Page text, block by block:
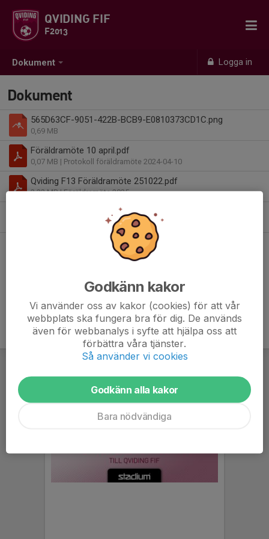
Dokument Logga in
QVIDING FIF
F2013
Dokument
565D63CF-9051-422B-BCB9-E0810373CD1C.png
0,69 MB
Föräldramöte 10 april.pdf
0,07 MB | Protokoll föräldramöte 2024-04-10
Qviding F13 Föräldramöte 251022.pdf
2,32 MB | Föräldramöte 2025
Qviding Föräldramöte 061124.pdf
| Presentation från Föräldramöte
Godkänn kakor
Vi använder oss av kakor (cookies) för att vår
webbplats ska fungera bra för dig. De används
även för webbanalys i syfte att hjälpa oss att
förbättra våra tjänster.
Så använder vi cookies
Godkänn alla kakor
Bara nödvändiga